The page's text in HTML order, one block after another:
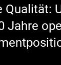
Qualität:
Jahre